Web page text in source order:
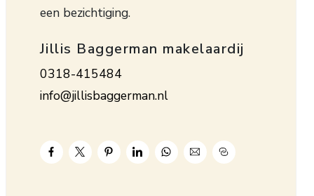
een bezichtiging.
Jillis Baggerman makelaardij
0318-415484
info@jillisbaggerman.nl